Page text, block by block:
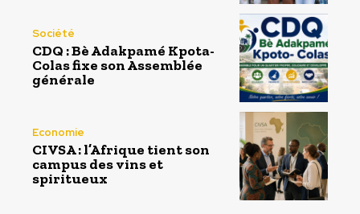
Société
CDQ : Bè Adakpamé Kpota-
Colas fixe son Assemblée
générale
Economie
CIVSA : l’Afrique tient son
campus des vins et
spiritueux